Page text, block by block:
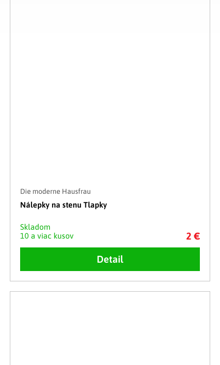
Die moderne Hausfrau
Nálepky na stenu Tlapky
Skladom
10 a viac kusov
2 €
Detail